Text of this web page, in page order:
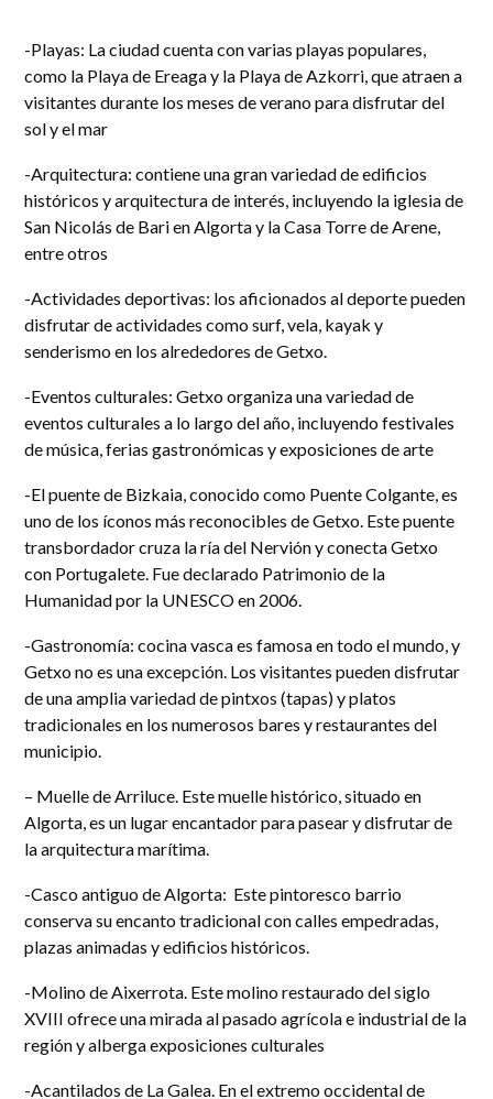
-Playas: La ciudad cuenta con varias playas populares,
como la Playa de Ereaga y la Playa de Azkorri, que atraen a
visitantes durante los meses de verano para disfrutar del
sol y el mar
-Arquitectura: contiene una gran variedad de edificios
históricos y arquitectura de interés, incluyendo la iglesia de
San Nicolás de Bari en Algorta y la Casa Torre de Arene,
entre otros
-Actividades deportivas: los aficionados al deporte pueden
disfrutar de actividades como surf, vela, kayak y
senderismo en los alrededores de Getxo.
-Eventos culturales: Getxo organiza una variedad de
eventos culturales a lo largo del año, incluyendo festivales
de música, ferias gastronómicas y exposiciones de arte
-El puente de Bizkaia, conocido como Puente Colgante, es
uno de los íconos más reconocibles de Getxo. Este puente
transbordador cruza la ría del Nervión y conecta Getxo
con Portugalete. Fue declarado Patrimonio de la
Humanidad por la UNESCO en 2006.
-Gastronomía: cocina vasca es famosa en todo el mundo, y
Getxo no es una excepción. Los visitantes pueden disfrutar
de una amplia variedad de pintxos (tapas) y platos
tradicionales en los numerosos bares y restaurantes del
municipio.
– Muelle de Arriluce. Este muelle histórico, situado en
Algorta, es un lugar encantador para pasear y disfrutar de
la arquitectura marítima.
-Casco antiguo de Algorta: Este pintoresco barrio
conserva su encanto tradicional con calles empedradas,
plazas animadas y edificios históricos.
-Molino de Aixerrota. Este molino restaurado del siglo
XVIII ofrece una mirada al pasado agrícola e industrial de la
región y alberga exposiciones culturales
-Acantilados de La Galea. En el extremo occidental de